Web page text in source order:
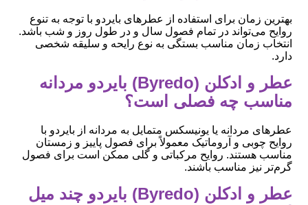
بهترین زمان برای استفاده از عطرهای بایردو با توجه به تنوع
روایح می‌تواند در تمام فصول سال و در طول روز و شب باشد.
انتخاب زمان مناسب بستگی به نوع رایحه و سلیقه شخصی
دارد.
عطر و ادکلن (Byredo) بایردو مردانه
مناسب چه فصلی است؟
عطرهای مردانه یا یونیسکس متمایل به مردانه از بایردو با
روایح چوبی و آروماتیک معمولاً برای فصول پاییز و زمستان
مناسب هستند. روایح مرکباتی و گلی ممکن است برای فصول
گرم‌تر نیز مناسب باشند.
عطر و ادکلن (Byredo) بایردو چند میل